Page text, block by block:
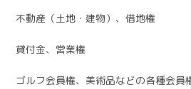
不動産（土地・建物）、借地権
貸付金、営業権
ゴルフ会員権、美術品などの各種会員